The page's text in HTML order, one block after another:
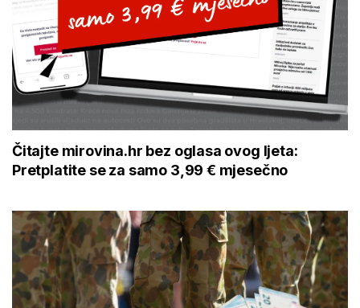
Čitajte mirovina.hr bez oglasa ovog ljeta:
Pretplatite se za samo 3,99 € mjesečno